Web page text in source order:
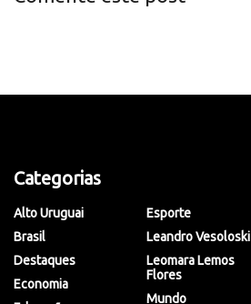
Categorias
Alto Uruguai
Brasil
Destaques
Economia
Esporte
Leandro Vesoloski
Leomara Lemos
Flores
Mundo